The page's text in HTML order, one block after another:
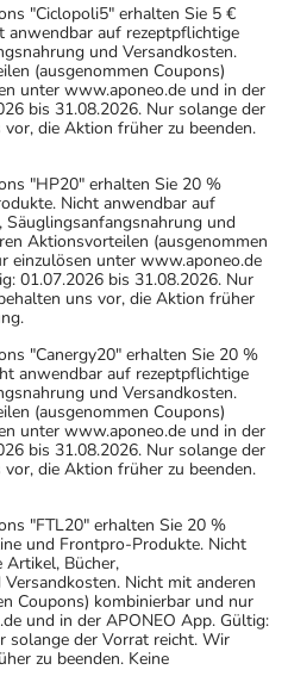
"Ciclopoli5" erhalten Sie 5 €
anwendbar auf rezeptpflichtige
und Versandkosten.
(ausgenommen Coupons)
unter www.aponeo.de und in der
bis 31.08.2026. Nur solange der
die Aktion früher zu beenden.
"HP20" erhalten Sie 20 %
Nicht anwendbar auf
und
Aktionsvorteilen (ausgenommen
einzulösen unter www.aponeo.de
01.07.2026 bis 31.08.2026. Nur
uns vor, die Aktion früher
"Canergy20" erhalten Sie 20 %
anwendbar auf rezeptpflichtige
und Versandkosten.
(ausgenommen Coupons)
unter www.aponeo.de und in der
bis 31.08.2026. Nur solange der
die Aktion früher zu beenden.
"FTL20" erhalten Sie 20 %
und Frontpro-Produkte. Nicht
Bücher,
Nicht mit anderen
Coupons) kombinierbar und nur
und in der APONEO App. Gültig:
solange der Vorrat reicht. Wir
zu beenden. Keine